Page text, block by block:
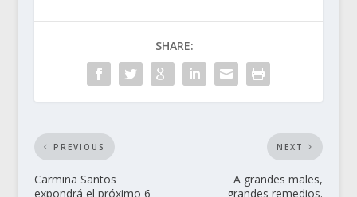
SHARE:
PREVIOUS
Carmina Santos
expondrá el próximo 6
NEXT
A grandes males,
grandes remedios.